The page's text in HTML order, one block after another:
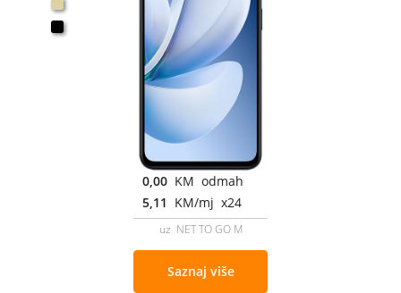
0,00 KM odmah
5,11 KM/mj x24
uz NET TO GO M
Saznaj više